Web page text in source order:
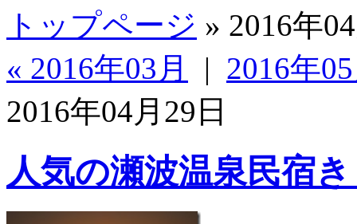
トップページ » 2016年
« 2016年03月
| 2016年
2016年04月29日
人気の瀬波温泉民宿